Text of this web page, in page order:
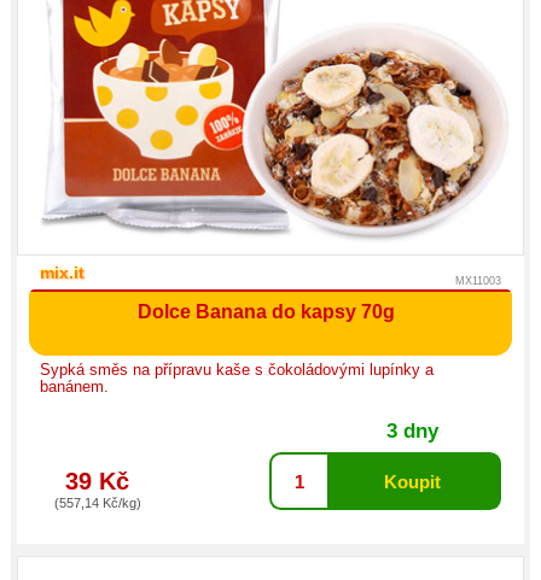
mix.it
Dolce Banana do kapsy 70g
Sypká směs na přípravu kaše s čokoládovými lupínky a
banánem.
MX11003
3 dny
39 Kč
(557,14 Kč/kg)